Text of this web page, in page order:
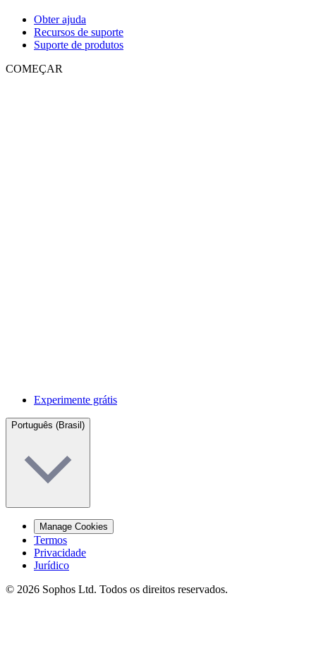
Obter ajuda
Recursos de suporte
Suporte de produtos
COMEÇAR
Experimente grátis
Português (Brasil)
Manage Cookies
Termos
Privacidade
Jurídico
© 2026 Sophos Ltd. Todos os direitos reservados.